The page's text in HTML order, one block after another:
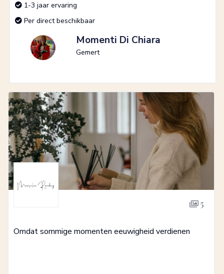
1-3 jaar ervaring
Per direct beschikbaar
Momenti Di Chiara
Gemert
5
Omdat sommige momenten eeuwigheid verdienen